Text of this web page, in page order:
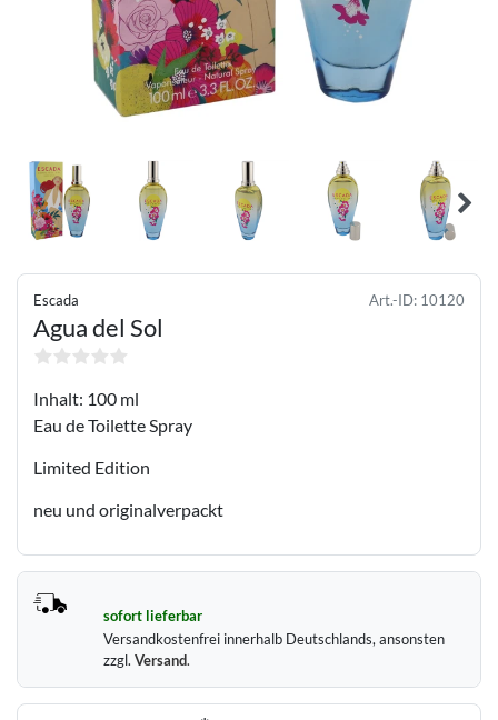
Escada Art.-ID: 10120
Agua del Sol
Inhalt: 100 ml
Eau de Toilette Spray
Limited Edition
neu und originalverpackt
sofort lieferbar
Versandkostenfrei innerhalb Deutschlands, ansonsten
zzgl. Versand.